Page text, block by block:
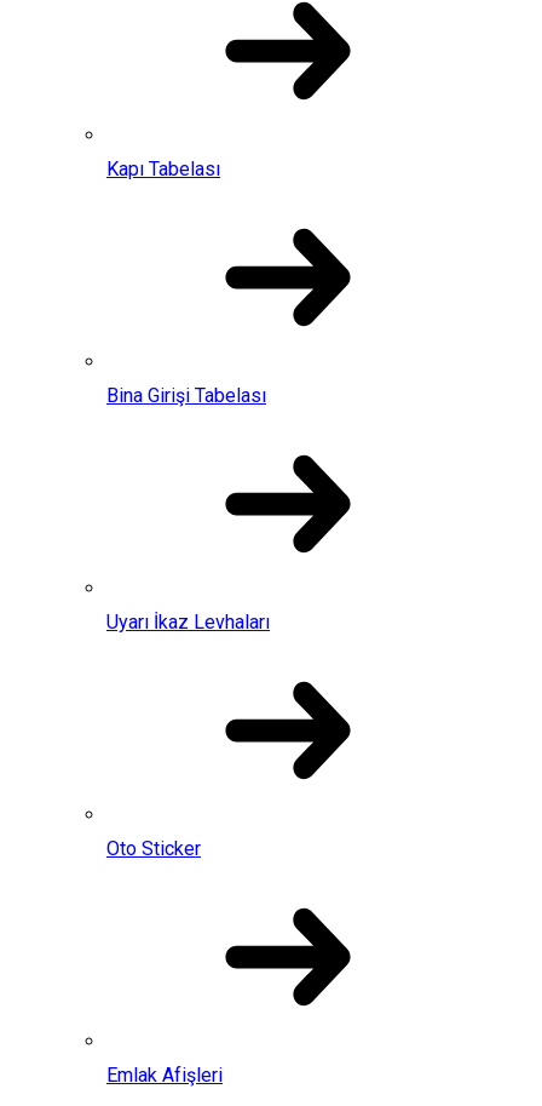
Kapı Tabelası
Bina Girişi Tabelası
Uyarı İkaz Levhaları
Oto Sticker
Emlak Afişleri